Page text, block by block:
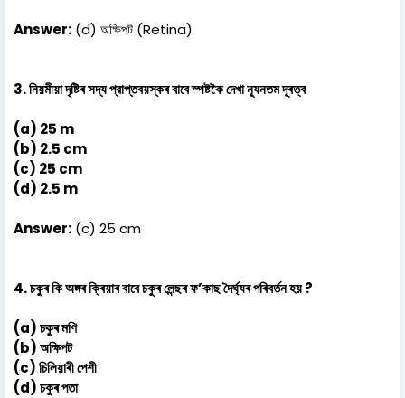
Answer: (d) অক্ষিপট (Retina)
3. নিয়মীয়া দৃষ্টিৰ সদ্য প্রাপ্তবয়স্কৰ বাবে স্পষ্টকৈ দেখা ন্যূনতম দূৰত্ব
(a) 25 m
(b) 2.5 cm
(c) 25 cm
(d) 2.5 m
Answer: (c) 25 cm
4. চকুৰ কি অঙ্গৰ ক্ৰিয়াৰ বাবে চকুৰ লেন্ছৰ ফ’কাছ দৈৰ্ঘ্যৰ পৰিবৰ্তন হয় ?
(a) চকুৰ মণি
(b) অক্ষিপট
(c) চিলিয়াৰী পেশী
(d) চকুৰ পতা